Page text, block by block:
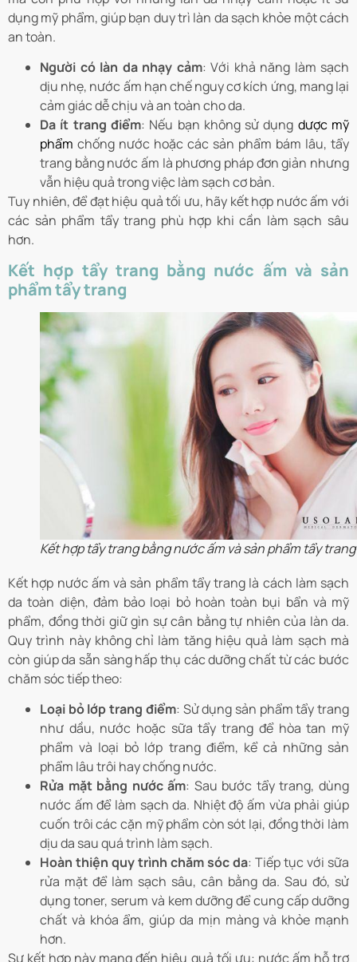
dụng mỹ phẩm, giúp bạn duy trì làn da sạch khỏe một cách
an toàn.
Người có làn da nhạy cảm: Với khả năng làm sạch
dịu nhẹ, nước ấm hạn chế nguy cơ kích ứng, mang lại
cảm giác dễ chịu và an toàn cho da.
Da ít trang điểm: Nếu bạn không sử dụng dược mỹ
phẩm chống nước hoặc các sản phẩm bám lâu, tẩy
trang bằng nước ấm là phương pháp đơn giản nhưng
vẫn hiệu quả trong việc làm sạch cơ bản.
Tuy nhiên, để đạt hiệu quả tối ưu, hãy kết hợp nước ấm với
các sản phẩm tẩy trang phù hợp khi cần làm sạch sâu
hơn.
Kết hợp tẩy trang bằng nước ấm và sản
phẩm tẩy trang
Kết hợp tẩy trang bằng nước ấm và sản phẩm tẩy trang
Kết hợp nước ấm và sản phẩm tẩy trang là cách làm sạch
da toàn diện, đảm bảo loại bỏ hoàn toàn bụi bẩn và mỹ
phẩm, đồng thời giữ gìn sự cân bằng tự nhiên của làn da.
Quy trình này không chỉ làm tăng hiệu quả làm sạch mà
còn giúp da sẵn sàng hấp thụ các dưỡng chất từ các bước
chăm sóc tiếp theo:
Loại bỏ lớp trang điểm: Sử dụng sản phẩm tẩy trang
như dầu, nước hoặc sữa tẩy trang để hòa tan mỹ
phẩm và loại bỏ lớp trang điểm, kể cả những sản
phẩm lâu trôi hay chống nước.
Rửa mặt bằng nước ấm: Sau bước tẩy trang, dùng
nước ấm để làm sạch da. Nhiệt độ ấm vừa phải giúp
cuốn trôi các cặn mỹ phẩm còn sót lại, đồng thời làm
dịu da sau quá trình làm sạch.
Hoàn thiện quy trình chăm sóc da: Tiếp tục với sữa
rửa mặt để làm sạch sâu, cân bằng da. Sau đó, sử
dụng toner, serum và kem dưỡng để cung cấp dưỡng
chất và khóa ẩm, giúp da mịn màng và khỏe mạnh
hơn.
Sự kết hợp này mang đến hiệu quả tối ưu: nước ấm hỗ trợ